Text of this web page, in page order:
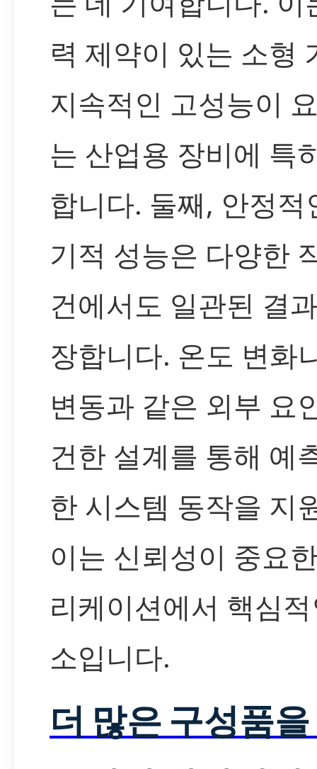
력 제약이 있는 소형
지속적인 고성능이
는 산업용 장비에 특
합니다. 둘째, 안정적
기적 성능은 다양한
건에서도 일관된 결
장합니다. 온도 변화
변동과 같은 외부 요
건한 설계를 통해 예
한 시스템 동작을 지
이는 신뢰성이 중요
리케이션에서 핵심
소입니다.
더 많은 구성품